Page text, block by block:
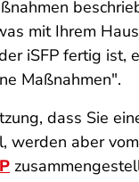
mit Ihrem
iSFP fertig ist,
Maßnahmen".
dass Sie
werden aber